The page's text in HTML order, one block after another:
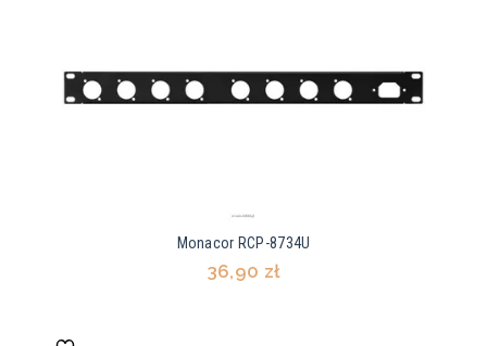
Monacor RCP-8734U
36,90 zł